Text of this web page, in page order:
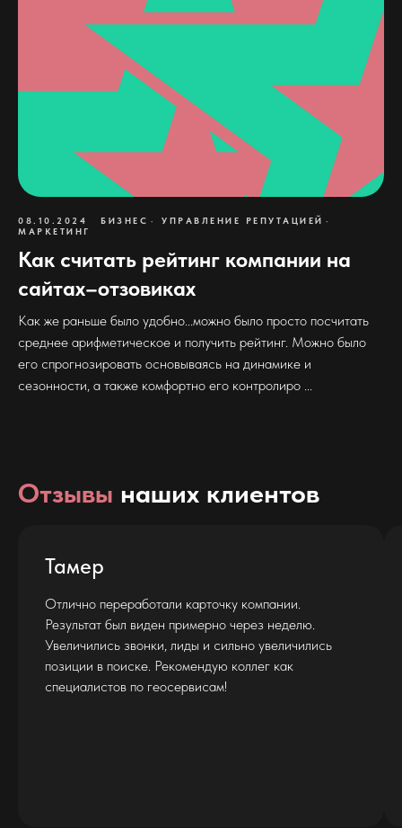
08.10.2024 БИЗНЕС
УПРАВЛЕНИЕ РЕПУТАЦИЕЙ
МАРКЕТИНГ
Как считать рейтинг компании на
сайтах–отзовиках
Как же раньше было удобно...можно было просто посчитать
среднее арифметическое и получить рейтинг. Можно было
его спрогнозировать основываясь на динамике и
сезонности, а также комфортно его контролиро ...
Отзывы наших клиентов
карточку компании.
примерно через неделю.
лиды и сильно увеличились
Рекомендую коллег как
Хорошо проработали
нюансах нашей ЦА.
функциональный сайт
рекомендую вам